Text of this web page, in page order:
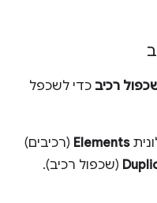
רכיב כדי לשכפל
Elements (רכיבים)
(שכפול רכיב).